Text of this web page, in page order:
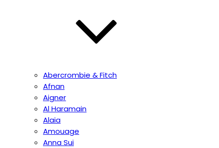
Abercrombie & Fitch
Afnan
Aigner
Al Haramain
Alaia
Amouage
Anna Sui